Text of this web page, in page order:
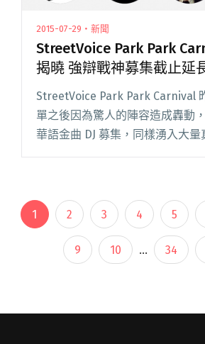
2015-07-29・新聞
StreetVoice Park Park
揭曉 強辯戰神募集截止延
StreetVoice Park Park Carnival
單之後因為驚人的陣容造成轟動
華語金曲 DJ 募集，同樣湧入大量
的狂熱者，每位 DJ 各有不同愛
辯戰神募集截止延長"
1 2 3 4 5
9 10 ... 34